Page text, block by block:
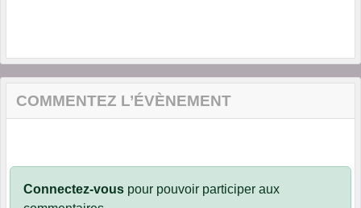
COMMENTEZ L’ÉVÈNEMENT
Connectez-vous pour pouvoir participer aux